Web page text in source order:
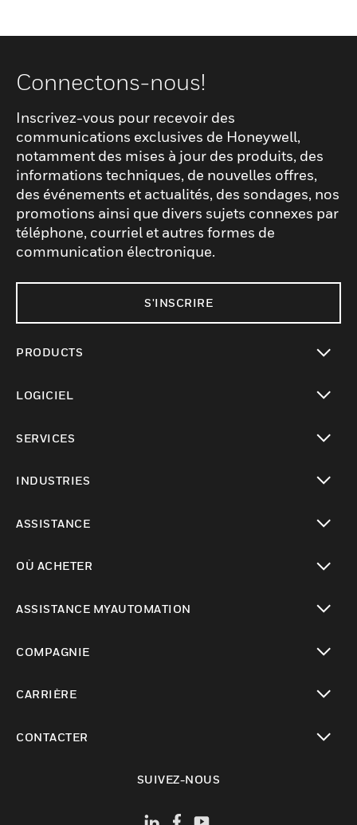
Connectons-nous!
Inscrivez-vous pour recevoir des
communications exclusives de Honeywell,
notamment des mises à jour des produits, des
informations techniques, de nouvelles offres,
des événements et actualités, des sondages, nos
promotions ainsi que divers sujets connexes par
téléphone, courriel et autres formes de
communication électronique.
S'INSCRIRE
PRODUCTS
LOGICIEL
SERVICES
INDUSTRIES
ASSISTANCE
OÙ ACHETER
ASSISTANCE MYAUTOMATION
COMPAGNIE
CARRIÈRE
CONTACTER
SUIVEZ-NOUS